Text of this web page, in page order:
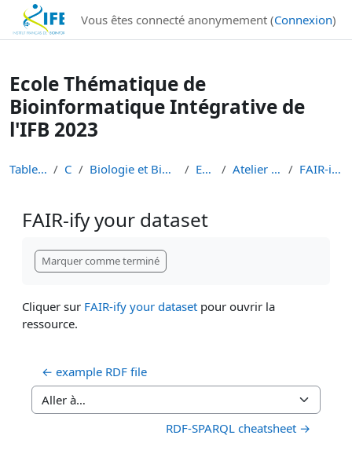
Institut Français de Bioinformatique - Les formations
Passer au contenu principalVous êtes connecté anonymement (Connexion)
Ecole Thématique de
Bioinformatique Intégrative de
l'IFB 2023
Tableau de bord Cours Biologie et Bioinformatique Intégratives ETBII 2023 Atelier web semantique FAIR-ify your dataset
FAIR-ify your dataset
Marquer comme terminé
Cliquer sur FAIR-ify your dataset pour ouvrir la
ressource.
← example RDF file
Aller à…
RDF-SPARQL cheatsheet →